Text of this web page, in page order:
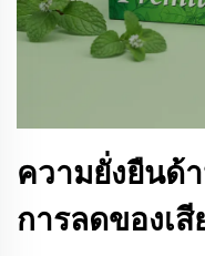
ความยั่งยืนด้
การลดของเ